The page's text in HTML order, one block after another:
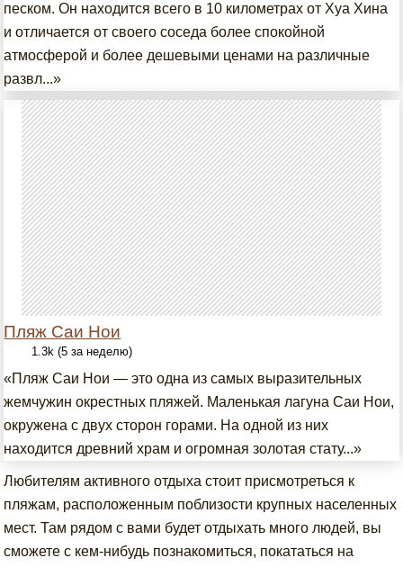
песком. Он находится всего в 10 километрах от Хуа Хина
и отличается от своего соседа более спокойной
атмосферой и более дешевыми ценами на различные
развл...»
Пляж Саи Нои
1.3k (5 за неделю)
«Пляж Саи Нои — это одна из самых выразительных
жемчужин окрестных пляжей. Маленькая лагуна Саи Нои,
окружена с двух сторон горами. На одной из них
находится древний храм и огромная золотая стату...»
Любителям активного отдыха стоит присмотреться к
пляжам, расположенным поблизости крупных населенных
мест. Там рядом с вами будет отдыхать много людей, вы
сможете с кем-нибудь познакомиться, покататься на